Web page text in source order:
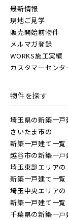
JR常磐線
JR中央・
JR京葉線
JR成田線
JR中央線
近プロジェク
京成本線「お
地図内の物
このカコミに
物件概要が
埼玉県川口市
埼玉県春日部
市川市(4)
八千代市(1)
白井市(0)
千葉・
守谷市(0)
柏市(3)
東京都
足立区(0)
最新情報
現地ご見学
販売開始前物件
メルマガ登録
WORKS施工実績
カスタマーセンタ
物件を探す
埼玉県の新築一戸
さいたま市の
新築一戸建て一覧
越谷市の新築一戸
埼玉東部エリアの
新築一戸建て一覧
埼玉中央エリアの
新築一戸建て一覧
千葉県の新築一戸